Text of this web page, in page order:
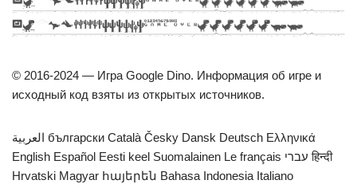
© 2016-2024 — Игра Google Dino. Информация об игре и
исходный код взяты из открытых источников.
العربية български Català Česky Dansk Deutsch Ελληνικά
English Español Eesti keel Suomalainen Le français עברי हिन्दी
Hrvatski Magyar հայերեն Bahasa Indonesia Italiano